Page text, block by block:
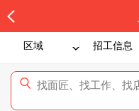
区域 招工信息